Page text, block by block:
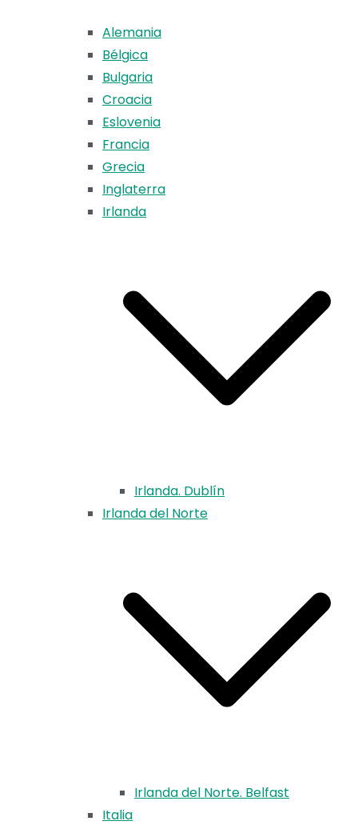
Alemania
Bélgica
Bulgaria
Croacia
Eslovenia
Francia
Grecia
Inglaterra
Irlanda
Irlanda. Dublín
Irlanda del Norte
Irlanda del Norte. Belfast
Italia